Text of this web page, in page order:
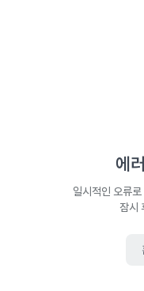
에
일시적인 오류
잠시